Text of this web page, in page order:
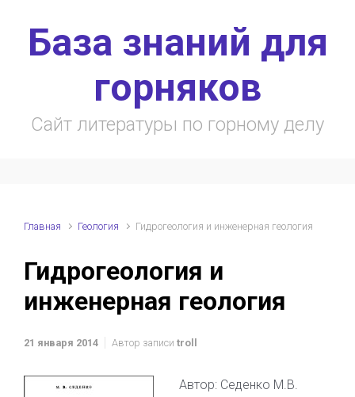
База знаний для
горняков
Сайт литературы по горному делу
Главная Геология Гидрогеология и инженерная геология
Гидрогеология и
инженерная геология
21 января 2014 Автор записи troll
Автор: Седенко М.В.